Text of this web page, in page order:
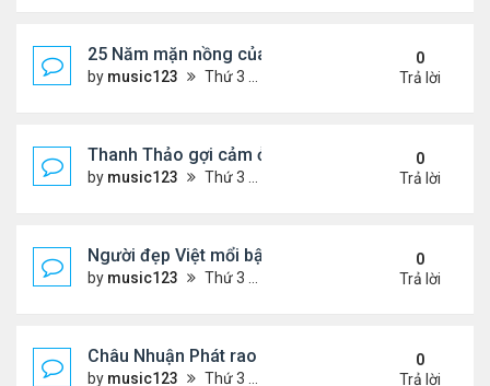
25 Năm mặn nồng của 'Điệp viên 007'
by music123 Thứ 3 Tháng 8 04, 2026 5:57 pm
0
Trả lời
Thanh Thảo gợi cảm ở tuổi 49
by music123 Thứ 3 Tháng 8 04, 2026 5:52 pm
0
Trả lời
Người đẹp Việt mổi bật giữa dàn sao châu Á
by music123 Thứ 3 Tháng 8 04, 2026 5:45 pm
0
Trả lời
Châu Nhuận Phát rao bán tài sản
by music123 Thứ 3 Tháng 8 04, 2026 5:36 pm
0
Trả lời